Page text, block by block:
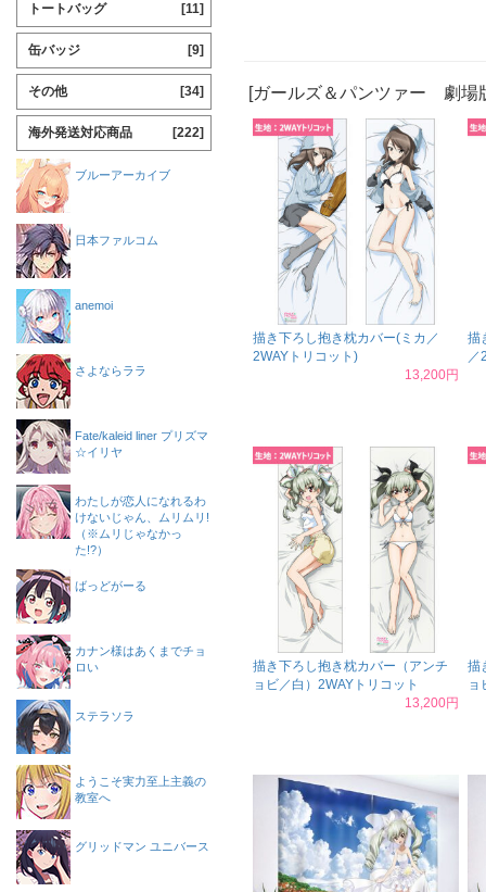
[ガールズ＆パンツァー 劇場
描き下ろし抱き枕カバー(ミカ／
2WAYトリコット)
13,200円
描
／
描き下ろし抱き枕カバー（アンチ
ョビ／白）2WAYトリコット
13,200円
描
ョ
トートバッグ [11]
缶バッジ [9]
その他 [34]
海外発送対応商品 [222]
ブルーアーカイブ
日本ファルコム
anemoi
さよならララ
Fate/kaleid liner プリズマ
☆イリヤ
わたしが恋人になれるわ
けないじゃん、ムリムリ!
（※ムリじゃなかっ
た!?）
ばっどがーる
カナン様はあくまでチョ
ロい
ステラソラ
ようこそ実力至上主義の
教室へ
グリッドマン ユニバース